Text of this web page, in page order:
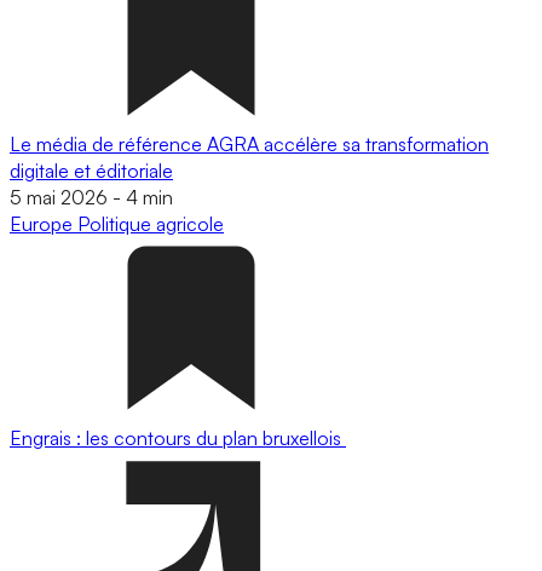
Le média de référence AGRA accélère sa transformation
digitale et éditoriale
5 mai 2026 - 4 min
Europe Politique agricole
Engrais : les contours du plan bruxellois